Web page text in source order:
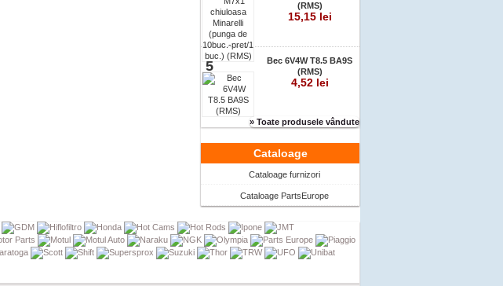
(RMS)
15,15 lei
5
Bec 6V4W T8.5 BA9S
(RMS)
4,52 lei
» Toate produsele vândute
Cataloage
Cataloage furnizori
Cataloage PartsEurope